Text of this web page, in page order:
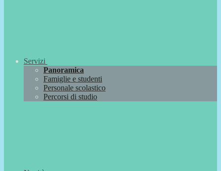
Servizi
Panoramica
Famiglie e studenti
Personale scolastico
Percorsi di studio